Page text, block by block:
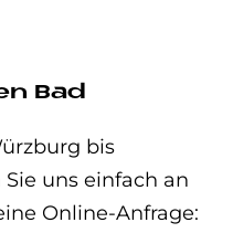
Bad
bis
uns einfach an
Online-Anfrage: